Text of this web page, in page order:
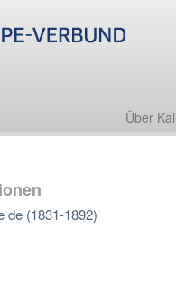
Über
de (1831-1892)